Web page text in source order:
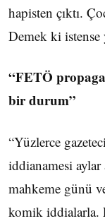
hapisten çıktı.
Demek ki istense
“FETÖ
bir durum”
“Yüzlerce
iddianamesi aylar
mahkeme günü
komik iddialarla.